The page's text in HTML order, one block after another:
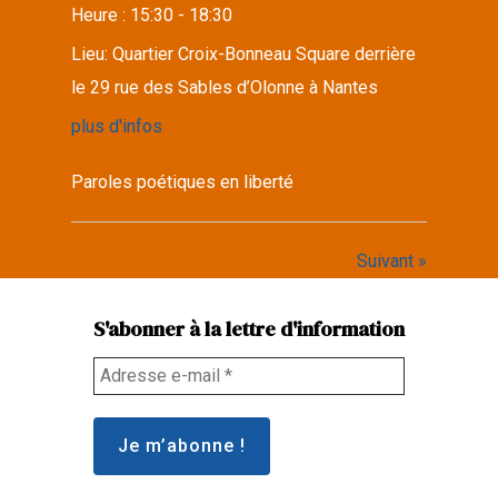
Heure : 15:30 - 18:30
Lieu:Quartier Croix-Bonneau Square derrière
le 29 rue des Sables d’Olonne à Nantes
plus d'infos
Paroles poétiques en liberté
Suivant »
S'abonner à la lettre d'information